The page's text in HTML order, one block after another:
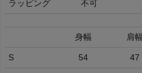
ラッピング 不可
身幅 肩幅
S 54 47